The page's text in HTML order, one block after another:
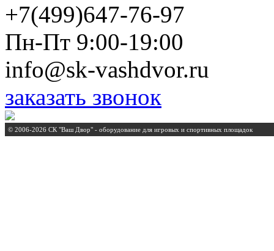
+7(499)647-76-97
Пн-Пт 9:00-19:00
info@sk-vashdvor.ru
заказать звонок
© 2006-2026 СК "Ваш Двор" - оборудование для игровых и спортивных площадок